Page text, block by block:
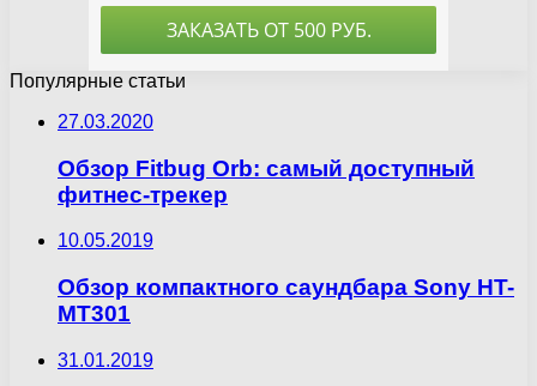
Популярные статьи
27.03.2020
Обзор Fitbug Orb: самый доступный
фитнес-трекер
10.05.2019
Обзор компактного саундбара Sony HT-
MT301
31.01.2019